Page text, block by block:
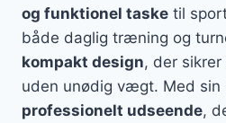
og funktionel taske til
både daglig træning og
kompakt design, der
uden unødig vægt. Med
professionelt udseende,